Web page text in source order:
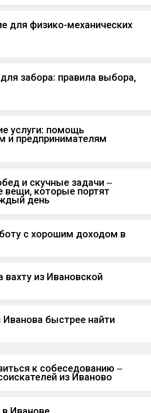
для физико-механических
забора: правила выбора,
услуги: помощь
и предпринимателям
и скучные задачи ‒
вещи, которые портят
день
с хорошим доходом в
вахту из Ивановской
быстрее найти
к собеседованию ‒
из Иваново